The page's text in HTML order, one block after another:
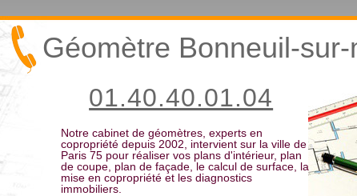
Notre cabinet de géomètres, experts en
copropriété depuis 2002, intervient sur la ville de
Paris 75 pour réaliser vos plans d'intérieur, plan
de coupe, plan de façade, le calcul de surface, la
mise en copropriété et les diagnostics
immobiliers.
Géomètre Bonneuil-
01.40.40.01.04